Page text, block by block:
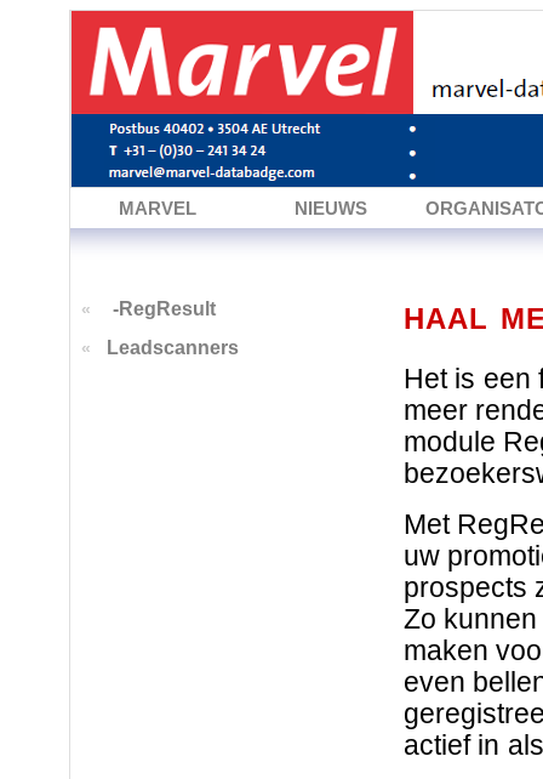
MARVEL NIEUWS
« -RegResult
« Leadscanners
HAAL
Het is een
meer
module
Met
uw
prospects
Zo
maken
even
actief in